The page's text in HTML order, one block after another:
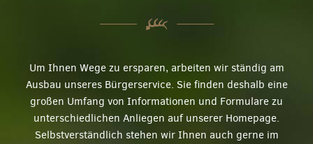
Um Ihnen Wege zu ersparen, arbeiten wir ständig am
Ausbau unseres Bürgerservice. Sie finden deshalb eine
großen Umfang von Informationen und Formulare zu
unterschiedlichen Anliegen auf unserer Homepage.
Selbstverständlich stehen wir Ihnen auch gerne im